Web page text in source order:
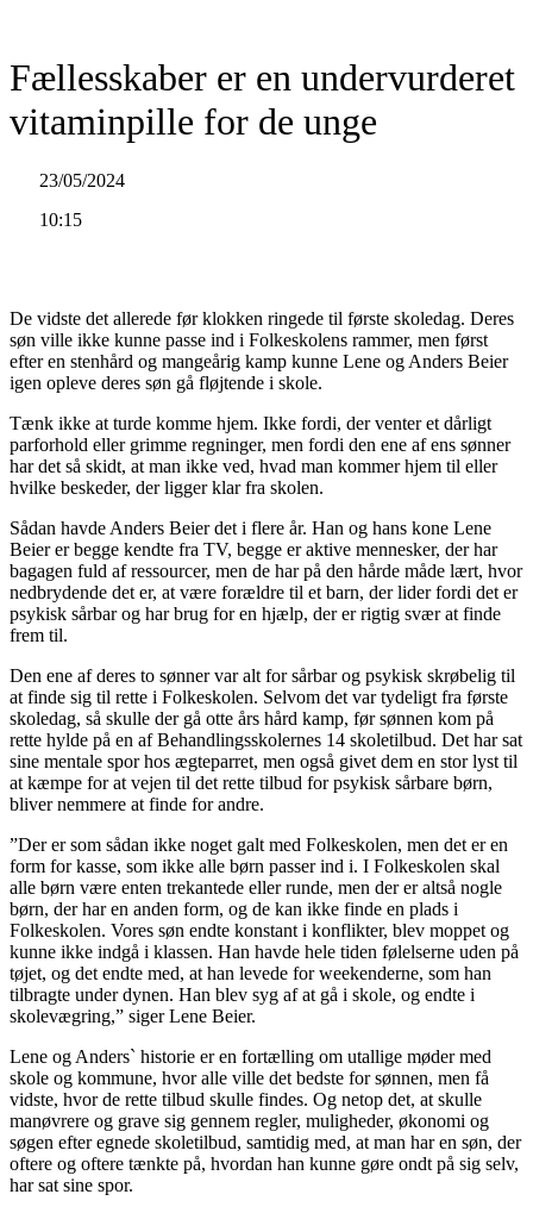
indhold
Fællesskaber er en undervurderet
vitaminpille for de unge
23/05/2024
10:15
De vidste det allerede før klokken ringede til første skoledag. Deres
søn ville ikke kunne passe ind i Folkeskolens rammer, men først
efter en stenhård og mangeårig kamp kunne Lene og Anders Beier
igen opleve deres søn gå fløjtende i skole.
Tænk ikke at turde komme hjem. Ikke fordi, der venter et dårligt
parforhold eller grimme regninger, men fordi den ene af ens sønner
har det så skidt, at man ikke ved, hvad man kommer hjem til eller
hvilke beskeder, der ligger klar fra skolen.
Sådan havde Anders Beier det i flere år. Han og hans kone Lene
Beier er begge kendte fra TV, begge er aktive mennesker, der har
bagagen fuld af ressourcer, men de har på den hårde måde lært, hvor
nedbrydende det er, at være forældre til et barn, der lider fordi det er
psykisk sårbar og har brug for en hjælp, der er rigtig svær at finde
frem til.
Den ene af deres to sønner var alt for sårbar og psykisk skrøbelig til
at finde sig til rette i Folkeskolen. Selvom det var tydeligt fra første
skoledag, så skulle der gå otte års hård kamp, før sønnen kom på
rette hylde på en af Behandlingsskolernes 14 skoletilbud. Det har sat
sine mentale spor hos ægteparret, men også givet dem en stor lyst til
at kæmpe for at vejen til det rette tilbud for psykisk sårbare børn,
bliver nemmere at finde for andre.
”Der er som sådan ikke noget galt med Folkeskolen, men det er en
form for kasse, som ikke alle børn passer ind i. I Folkeskolen skal
alle børn være enten trekantede eller runde, men der er altså nogle
børn, der har en anden form, og de kan ikke finde en plads i
Folkeskolen. Vores søn endte konstant i konflikter, blev moppet og
kunne ikke indgå i klassen. Han havde hele tiden følelserne uden på
tøjet, og det endte med, at han levede for weekenderne, som han
tilbragte under dynen. Han blev syg af at gå i skole, og endte i
skolevægring,” siger Lene Beier.
Lene og Anders` historie er en fortælling om utallige møder med
skole og kommune, hvor alle ville det bedste for sønnen, men få
vidste, hvor de rette tilbud skulle findes. Og netop det, at skulle
manøvrere og grave sig gennem regler, muligheder, økonomi og
søgen efter egnede skoletilbud, samtidig med, at man har en søn, der
oftere og oftere tænkte på, hvordan han kunne gøre ondt på sig selv,
har sat sine spor.